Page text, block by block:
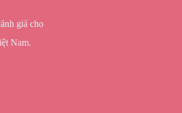
giá cho
Nam.